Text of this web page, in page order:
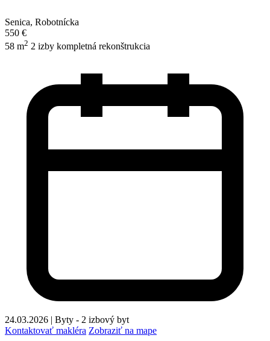
Senica, Robotnícka
550 €
58 m2 2 izby kompletná rekonštrukcia
24.03.2026 | Byty - 2 izbový byt
Kontaktovať makléra Zobraziť na mape